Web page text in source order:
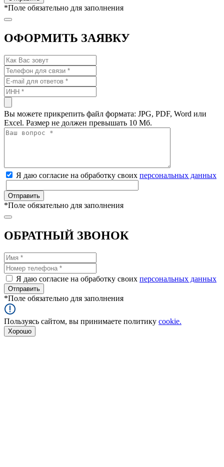
*Поле обязательно для заполнения
ОФОРМИТЬ ЗАЯВКУ
Вы можете прикрепить файл формата: JPG, PDF, Word или
Excel. Размер не должен превышать 10 Мб.
Я даю согласие на обработку своих персональных данных
*Поле обязательно для заполнения
ОБРАТНЫЙ ЗВОНОК
Я даю согласие на обработку своих персональных данных
*Поле обязательно для заполнения
Пользуясь сайтом, вы принимаете политику cookie.
Хорошо